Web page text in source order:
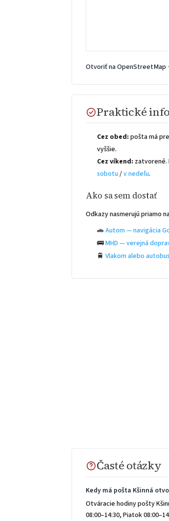
Otvoriť na
Praktické info
Cez obed: pošta má
vyššie.
Cez víkend: zatvorené.
sobotu /v nedeľu.
Ako sa sem dostať
Odkazy nasmerujú priamo
🚗Autom — navigácia
🚌MHD — verejná
🚆 Vlakom alebo
Časté otázky
Kedy má pošta Kšinná
Otváracie hodiny pošty
08:00–14:30, Piatok